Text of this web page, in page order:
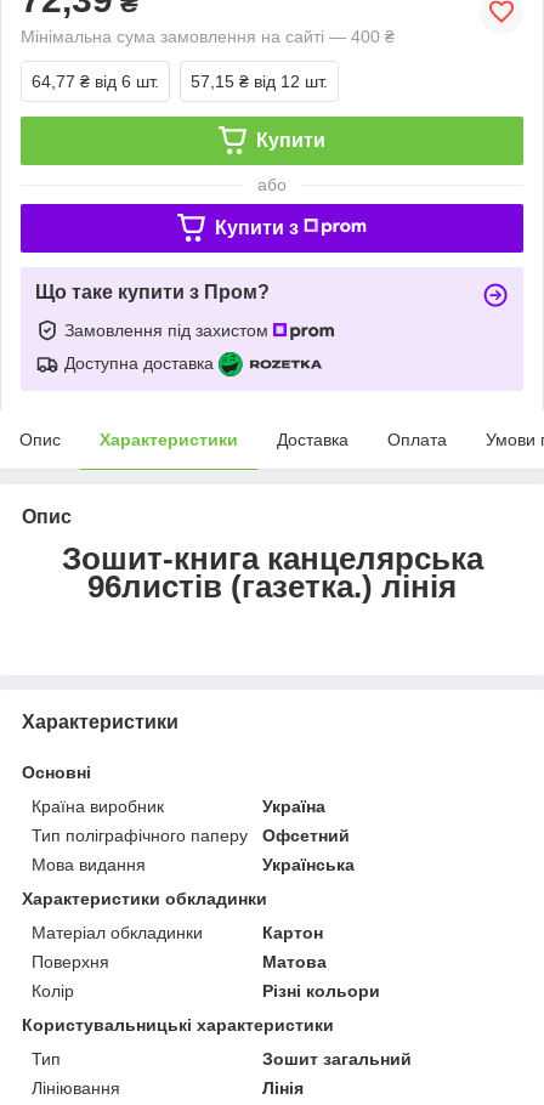
Мінімальна сума замовлення на сайті — 400 ₴
64,77 ₴ від 6 шт. 57,15 ₴ від 12 шт.
Купити
або
Купити з
Що таке купити з Пром?
Замовлення під захистом
Доступна доставка
Опис Характеристики Доставка Оплата Умови
Опис
Зошит-книга канцелярська
96листів (газетка.) лінія
Характеристики
Основні
Країна виробник
Україна
Тип поліграфічного паперу
Офсетний
Мова видання
Українська
Характеристики обкладинки
Матеріал обкладинки
Картон
Поверхня
Матова
Колір
Різні кольори
Користувальницькі характеристики
Тип
Зошит загальний
Лініювання
Лінія